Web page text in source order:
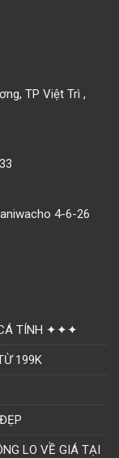
TP Việt Trì ,
4-6-26
CÁ TÍNH ✦✦✦
199K
LO VỀ GIÁ TẠI